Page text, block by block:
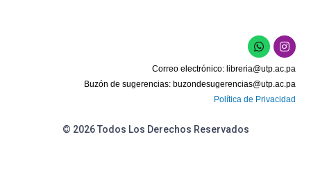
W
h
a
t
s
a
p
I
n
s
t
a
g
r
Correo electrónico: libreria@utp.ac.pa
Buzón de sugerencias: buzondesugerencias@utp.ac.pa
Política de Privacidad
© 2026 Todos Los Derechos Reservados